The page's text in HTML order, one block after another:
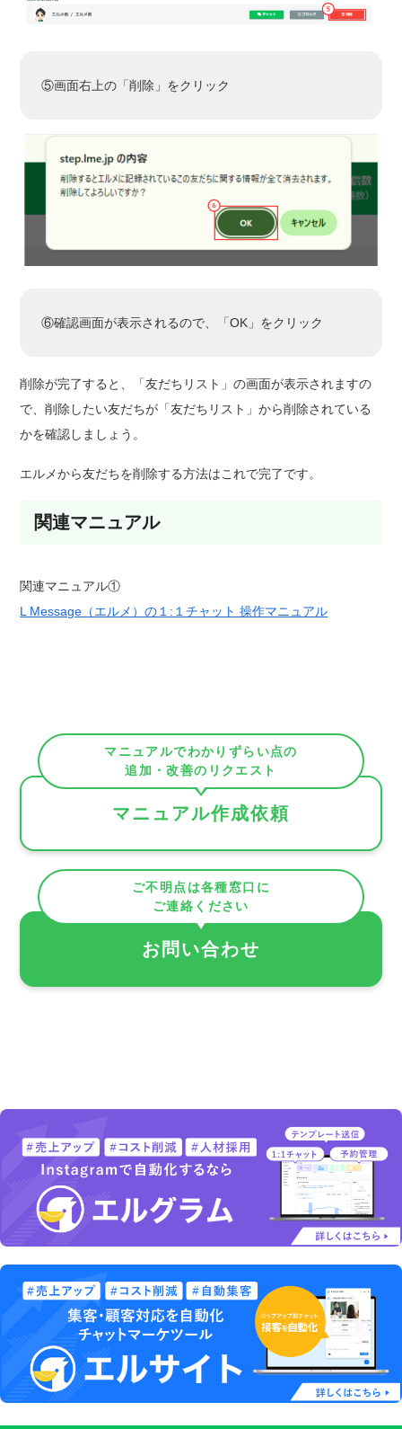
⑤画面右上の「削除」をクリック
⑥確認画面が表示されるので、「OK」をクリック
削除が完了すると、「友だちリスト」の画面が表示されますの
で、削除したい友だちが「友だちリスト」から削除されている
かを確認しましょう。
エルメから友だちを削除する方法はこれで完了です。
関連マニュアル
関連マニュアル①
L Message（エルメ）の１:１チャット 操作マニュアル
マニュアルでわかりずらい点の
追加・改善のリクエスト
マニュアル作成依頼
ご不明点は各種窓口に
ご連絡ください
お問い合わせ